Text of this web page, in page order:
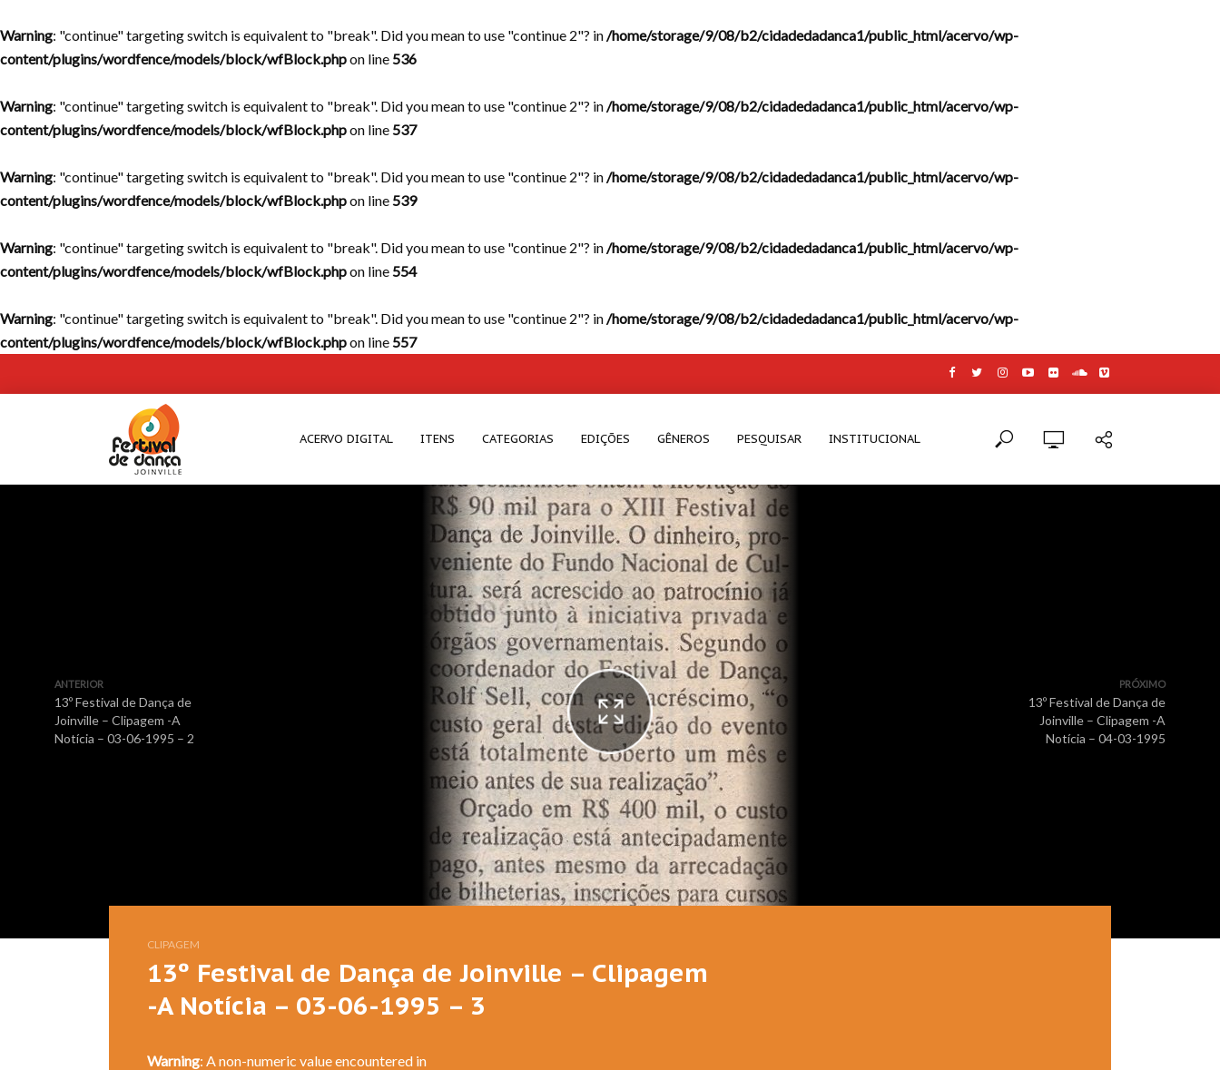
Warning: "continue" targeting switch is equivalent to "break". Did you mean to use "continue 2"? in/home/storage/9/08/b2/cidadedadanca1/public_html/acervo/wp-
content/plugins/wordfence/models/block/wfBlock.phpon line536
Warning: "continue" targeting switch is equivalent to "break". Did you mean to use "continue 2"? in/home/storage/9/08/b2/cidadedadanca1/public_html/acervo/wp-
content/plugins/wordfence/models/block/wfBlock.phpon line537
Warning: "continue" targeting switch is equivalent to "break". Did you mean to use "continue 2"? in/home/storage/9/08/b2/cidadedadanca1/public_html/acervo/wp-
content/plugins/wordfence/models/block/wfBlock.phpon line539
Warning: "continue" targeting switch is equivalent to "break". Did you mean to use "continue 2"? in/home/storage/9/08/b2/cidadedadanca1/public_html/acervo/wp-
content/plugins/wordfence/models/block/wfBlock.phpon line554
Warning: "continue" targeting switch is equivalent to "break". Did you mean to use "continue 2"? in/home/storage/9/08/b2/cidadedadanca1/public_html/acervo/wp-
content/plugins/wordfence/models/block/wfBlock.phpon line557
ACERVO DIGITAL ITENS CATEGORIAS EDIÇÕES GÊNEROS PESQUISAR INSTITUCIONAL
ANTERIOR
13º Festival de Dança de
Joinville – Clipagem -A
Notícia – 03-06-1995 – 2
PRÓXIMO
13º Festival de Dança de
Joinville – Clipagem -A
Notícia – 04-03-1995
CLIPAGEM
13º Festival de Dança de Joinville – Clipagem
-A Notícia – 03-06-1995 – 3
Warning: A non-numeric value encountered in